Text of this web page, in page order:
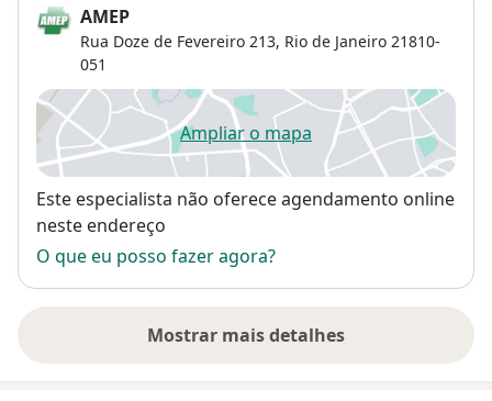
AMEP
Rua Doze de Fevereiro 213, Rio de Janeiro 21810-
051
Ampliar o mapaabre num novo separador
Disponibilidade
Este especialista não oferece agendamento online
neste endereço
O que eu posso fazer agora?
Mostrar mais detalhes
sobre o endereço